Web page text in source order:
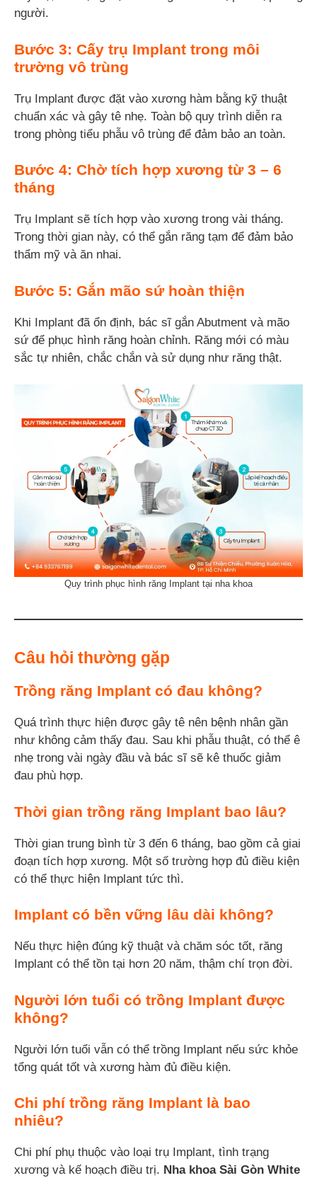
người.
Bước 3: Cấy trụ Implant trong môi
trường vô trùng
Trụ Implant được đặt vào xương hàm bằng kỹ thuật
chuẩn xác và gây tê nhẹ. Toàn bộ quy trình diễn ra
trong phòng tiểu phẫu vô trùng để đảm bảo an toàn.
Bước 4: Chờ tích hợp xương từ 3 – 6
tháng
Trụ Implant sẽ tích hợp vào xương trong vài tháng.
Trong thời gian này, có thể gắn răng tạm để đảm bảo
thẩm mỹ và ăn nhai.
Bước 5: Gắn mão sứ hoàn thiện
Khi Implant đã ổn định, bác sĩ gắn Abutment và mão
sứ để phục hình răng hoàn chỉnh. Răng mới có màu
sắc tự nhiên, chắc chắn và sử dụng như răng thật.
Quy trình phục hình răng Implant tại nha khoa
Câu hỏi thường gặp
Trồng răng Implant có đau không?
Quá trình thực hiện được gây tê nên bệnh nhân gần
như không cảm thấy đau. Sau khi phẫu thuật, có thể ê
nhẹ trong vài ngày đầu và bác sĩ sẽ kê thuốc giảm
đau phù hợp.
Thời gian trồng răng Implant bao lâu?
Thời gian trung bình từ 3 đến 6 tháng, bao gồm cả giai
đoạn tích hợp xương. Một số trường hợp đủ điều kiện
có thể thực hiện Implant tức thì.
Implant có bền vững lâu dài không?
Nếu thực hiện đúng kỹ thuật và chăm sóc tốt, răng
Implant có thể tồn tại hơn 20 năm, thậm chí trọn đời.
Người lớn tuổi có trồng Implant được
không?
Người lớn tuổi vẫn có thể trồng Implant nếu sức khỏe
tổng quát tốt và xương hàm đủ điều kiện.
Chi phí trồng răng Implant là bao
nhiêu?
Chi phí phụ thuộc vào loại trụ Implant, tình trạng
xương và kế hoạch điều trị. Nha khoa Sài Gòn White